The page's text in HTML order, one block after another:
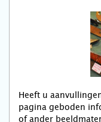
Heeft u
pagina geboden
of ander